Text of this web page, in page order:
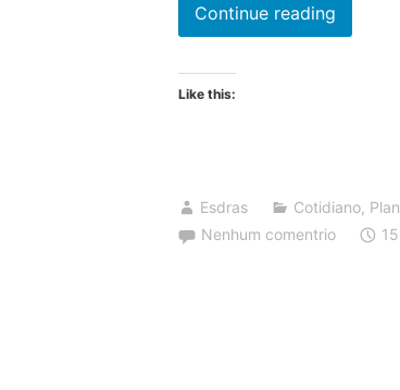
Continue reading
Like this:
Esdras Cotidiano,
Nenhum comentrio